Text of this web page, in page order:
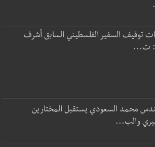
توقيف السفير الفلسطيني السابق أشرف
ت...
محمد السعودي يستقبل المختارين
والب...